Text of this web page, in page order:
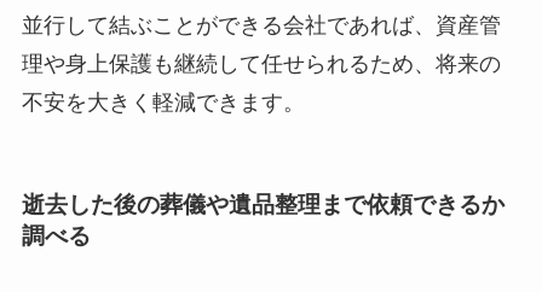
並行して結ぶことができる会社であれば、資産管
理や身上保護も継続して任せられるため、将来の
不安を大きく軽減できます。
逝去した後の葬儀や遺品整理まで依頼できるか
調べる